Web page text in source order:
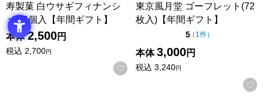
寿製菓 白ウサギフィナンシ
ェ 16個入【年間ギフト】
本体 2,500円
税込 2,700円
お気に入りに登録する
東京風月堂 ゴーフレット(72
枚入)【年間ギフト】
5点（5点満点中）
（ 1件の評価
）
本体 3,000円
税込 3,240円